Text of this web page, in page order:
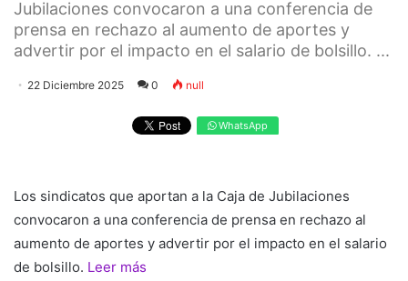
Jubilaciones convocaron a una conferencia de
prensa en rechazo al aumento de aportes y
advertir por el impacto en el salario de bolsillo. ...
22 Diciembre 2025 0 null
WhatsApp
Los sindicatos que aportan a la Caja de Jubilaciones
convocaron a una conferencia de prensa en rechazo al
aumento de aportes y advertir por el impacto en el salario
de bolsillo. Leer más